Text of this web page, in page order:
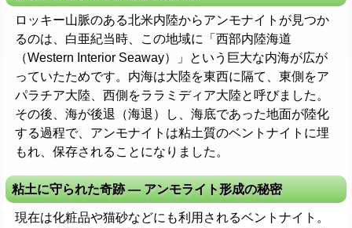
ロッキー山脈のある北米内陸からアンモナイトが見つか
るのは、白亜紀当時、この地域に「西部内陸海道
（Western Interior Seaway）」という巨大な内海が広が
っていたためです。内海は大陸を東西に隔て、東側をア
パラチア大陸、西側をララミディア大陸と呼びました。
その後、海が後退（海退）し、海底であった地面が陸化
する過程で、アンモナイトは粘土質のベントナイトに埋
もれ、保存されることになりました。
粘土に守られた奇跡 ― アンモライト形成の秘密
現在は化粧品や猫砂などにも利用されるベントナイト。